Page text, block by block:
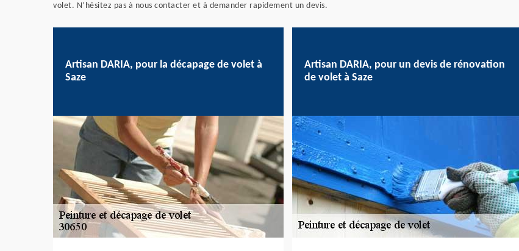
volet. N’hésitez pas à nous contacter et à demander rapidement un devis.
Artisan DARIA, pour la décapage de volet à
Saze
Artisan DARIA, pour un devis de rénovation
de volet à Saze